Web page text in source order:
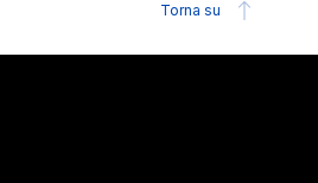
Torna su